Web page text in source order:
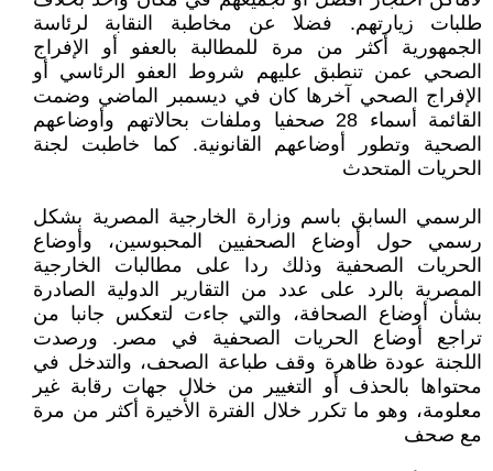
طلبات زيارتهم. فضلا عن مخاطبة النقابة لرئاسة
الجمهورية أكثر من مرة للمطالبة بالعفو أو الإفراج
الصحي عمن تنطبق عليهم شروط العفو الرئاسي أو
الإفراج الصحي آخرها كان في ديسمبر الماضي وضمت
القائمة أسماء 28 صحفيا وملفات بحالاتهم وأوضاعهم
الصحية وتطور أوضاعهم القانونية. كما خاطبت لجنة
الحريات المتحدث
الرسمي السابق باسم وزارة الخارجية المصرية بشكل
رسمي حول أوضاع الصحفيين المحبوسين، وأوضاع
الحريات الصحفية وذلك ردا على مطالبات الخارجية
المصرية بالرد على عدد من التقارير الدولية الصادرة
بشأن أوضاع الصحافة، والتي جاءت لتعكس جانبا من
تراجع أوضاع الحريات الصحفية في مصر. ورصدت
اللجنة عودة ظاهرة وقف طباعة الصحف، والتدخل في
محتواها بالحذف أو التغيير من خلال جهات رقابة غير
معلومة، وهو ما تكرر خلال الفترة الأخيرة أكثر من مرة
مع صحف